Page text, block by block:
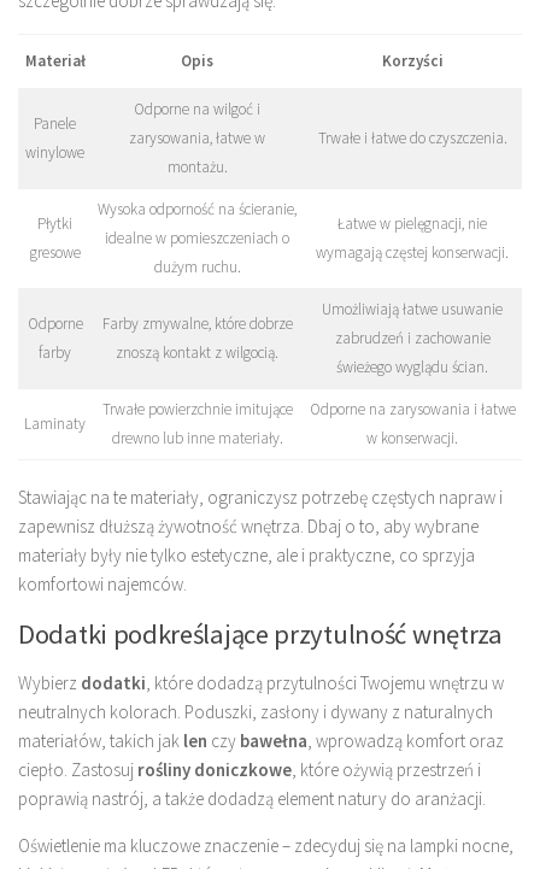
Materiał Opis Korzyści
Panele
winylowe
Odporne na wilgoć i
zarysowania, łatwe w
montażu.
Trwałe i łatwe do czyszczenia.
Płytki
gresowe
Wysoka odporność na ścieranie,
idealne w pomieszczeniach o
dużym ruchu.
Łatwe w pielęgnacji, nie
wymagają częstej konserwacji.
Odporne
farby
Farby zmywalne, które dobrze
znoszą kontakt z wilgocią.
Umożliwiają łatwe usuwanie
zabrudzeń i zachowanie
świeżego wyglądu ścian.
Laminaty
Trwałe powierzchnie imitujące
drewno lub inne materiały.
Odporne na zarysowania i łatwe
w konserwacji.
Stawiając na te materiały, ograniczysz potrzebę częstych napraw i
zapewnisz dłuższą żywotność wnętrza. Dbaj o to, aby wybrane
materiały były nie tylko estetyczne, ale i praktyczne, co sprzyja
komfortowi najemców.
Dodatki podkreślające przytulność wnętrza
Wybierz dodatki, które dodadzą przytulności Twojemu wnętrzu w
neutralnych kolorach. Poduszki, zasłony i dywany z naturalnych
materiałów, takich jak len czy bawełna, wprowadzą komfort oraz
ciepło. Zastosuj rośliny doniczkowe, które ożywią przestrzeń i
poprawią nastrój, a także dodadzą element natury do aranżacji.
Oświetlenie ma kluczowe znaczenie – zdecyduj się na lampki nocne,